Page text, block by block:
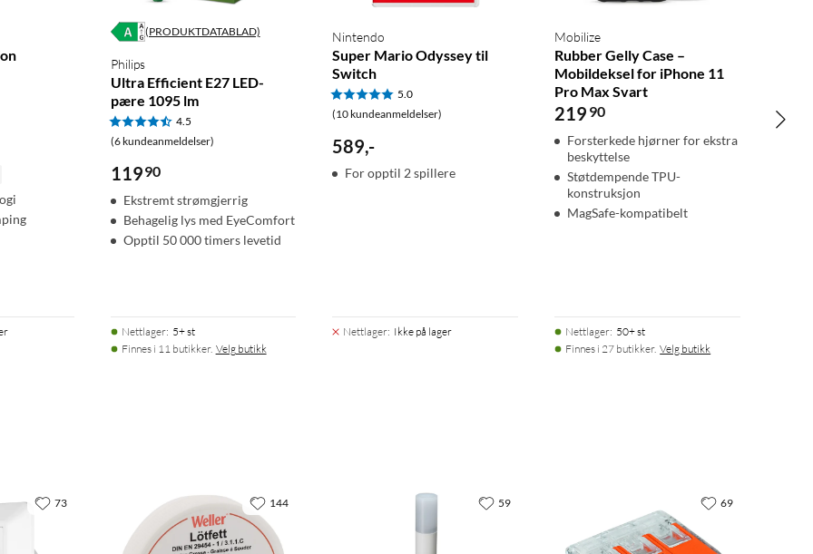
(PRODUKTDATABLAD)
Philips
Ultra Efficient E27 LED-
pære 1095 lm
4.5
(6 kundeanmeldelser)
11990
Ekstremt strømgjerrig
Behagelig lys med EyeComfort
Opptil 50 000 timers levetid
Nettlager: 5+ st
Finnes i 11 butikker. Velg butikk
Nintendo
Super Mario Odyssey til
Switch
5.0
(10 kundeanmeldelser)
589,-
For opptil 2 spillere
Nettlager: Ikke på lager
Mobilize
Rubber Gelly Case –
Mobildeksel for iPhone 11
Pro Max Svart
219 90
Forsterkede hjørner for ekstra
beskyttelse
Støtdempende TPU-
konstruksjon
MagSafe-kompatibelt
Nettlager: 50+ st
Finnes i 27 butikker. Velg butikk
73 144 59 69